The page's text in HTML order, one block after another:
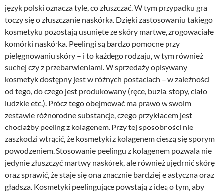
język polski oznacza tyle, co złuszczać. W tym przypadku gra
toczy się o złuszczanie naskórka. Dzięki zastosowaniu takiego
kosmetyku pozostają usunięte ze skóry martwe, zrogowaciałe
komórki naskórka. Peelingi są bardzo pomocne przy
pielęgnowaniu skóry – i to każdego rodzaju, w tym również
suchej czy z przebarwieniami. W sprzedaży opisywany
kosmetyk dostępny jest w różnych postaciach – w zależności
od tego, do czego jest produkowany (ręce, buzia, stopy, ciało
ludzkie etc.). Prócz tego obejmować ma prawo w swoim
zestawie różnorodne substancje, czego przykładem jest
chociażby peeling z kolagenem. Przy tej sposobności nie
zaszkodzi wtrącić, że kosmetyki z kolagenem cieszą się sporym
powodzeniem. Stosowanie peelingu z kolagenem pozwala nie
jedynie złuszczyć martwy naskórek, ale również ujędrnić skórę
oraz sprawić, że staje się ona znacznie bardziej elastyczna oraz
gładsza. Kosmetyki peelingujące powstają z ideą o tym, aby